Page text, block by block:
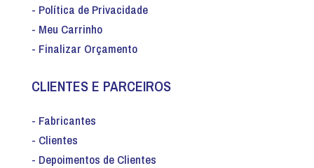
- Política de Privacidade
- Meu Carrinho
- Finalizar Orçamento
CLIENTES E PARCEIROS
- Fabricantes
- Clientes
- Depoimentos de Clientes